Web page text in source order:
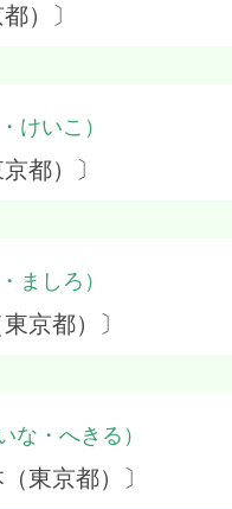
）〕
けいこ）
都）〕
ましろ）
京都）〕
な・へきる）
東京都）〕